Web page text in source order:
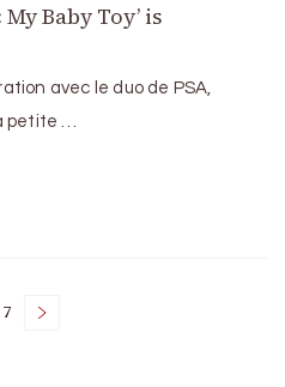
Baby Toy’ is
avec le duo de PSA,
petite …
Page
7